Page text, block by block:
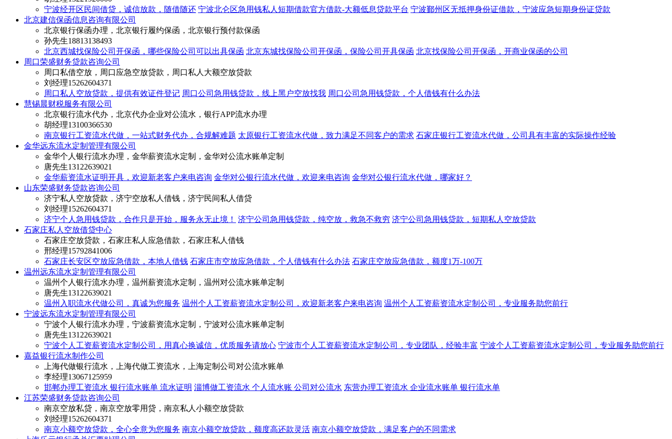
宁波经开区民间借贷，诚信放款，随借随还 宁波北仑区急用钱私人短期借款官方借款-大额低息贷款平台 宁波鄞州区无抵押身份证借款，宁波应急短期身份证贷款
北京建信保函信息咨询有限公司
北京银行保函办理，北京银行履约保函，北京银行预付款保函
孙先生18813138493
北京西城找保险公司开保函，哪些保险公司可以出具保函 北京东城找保险公司开保函，保险公司开具保函 北京找保险公司开保函，开商业保函的公司
周口荣盛财务贷款咨询公司
周口私借空放，周口应急空放贷款，周口私人大额空放贷款
刘经理15262604371
周口私人空放贷款，提供有效证件登记 周口公司急用钱贷款，线上黑户空放找我 周口公司急用钱贷款，个人借钱有什么办法
慧锡晨财税服务有限公司
北京银行流水代办，北京代办企业对公流水，银行APP流水办理
胡经理13100366530
南京银行工资流水代做，一站式财务代办，合规解难题 太原银行工资流水代做，致力满足不同客户的需求 石家庄银行工资流水代做，公司具有丰富的实际操作经验
金华远东流水定制管理有限公司
金华个人银行流水办理，金华薪资流水定制，金华对公流水账单定制
唐先生13122639021
金华薪资流水证明开具，欢迎新老客户来电咨询 金华对公银行流水代做，欢迎来电咨询 金华对公银行流水代做，哪家好？
山东荣盛财务贷款咨询公司
济宁私人空放贷款，济宁空放私人借钱，济宁民间私人借贷
刘经理15262604371
济宁个人急用钱贷款，​合作只是开始，服务永无止境！
济宁公司急用钱贷款，纯空放，救急不救穷 济宁公司急用钱贷款，短期私人空放贷款
石家庄私人空放借贷中心
石家庄空放贷款，石家庄私人应急借款，石家庄私人借钱
邢经理15792841006
石家庄长安区空放应急借款，本地人借钱 石家庄市空放应急借款，个人借钱有什么办法 石家庄空放应急借款，额度1万-100万
温州远东流水定制管理有限公司
温州个人银行流水办理，温州薪资流水定制，温州对公流水账单定制
唐先生13122639021
温州入职流水代做公司，真诚为您服务 温州个人工资薪资流水定制公司，欢迎新老客户来电咨询 温州个人工资薪资流水定制公司，专业服务助您前行
宁波远东流水定制管理有限公司
宁波个人银行流水办理，宁波薪资流水定制，宁波对公流水账单定制
唐先生13122639021
宁波个人工资薪资流水定制公司，用真心换诚信，优质服务请放心 宁波市个人工资薪资流水定制公司，专业团队，经验丰富 宁波个人工资薪资流水定制公司，专业服务助您前行
嘉益银行流水制作公司
上海代做银行流水，上海代做工资流水，上海定制公司对公流水账单
李经理13067125959
邯郸办理工资流水 银行流水账单 流水证明 淄博做工资流水 个人流水账 公司对公流水 东营办理工资流水 企业流水账单 银行流水单
江苏荣盛财务贷款咨询公司
南京空放私贷，南京空放零用贷，南京私人小额空放贷款
刘经理15262604371
南京小额空放贷款，全心全意为您服务 南京小额空放贷款，额度高还款灵活 南京小额空放贷款，满足客户的不同需求